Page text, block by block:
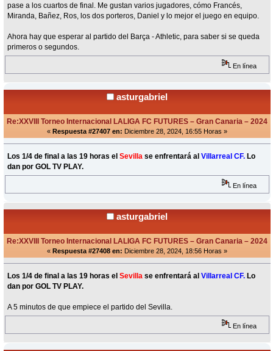
pase a los cuartos de final. Me gustan varios jugadores, cómo Francés,
Miranda, Bañez, Ros, los dos porteros, Daniel y lo mejor el juego en equipo.
Ahora hay que esperar al partido del Barça - Athletic, para saber si se queda
primeros o segundos.
En línea
asturgabriel
Re:XXVIII Torneo Internacional LALIGA FC FUTURES – Gran Canaria – 2024
« Respuesta #27407 en: Diciembre 28, 2024, 16:55 Horas »
Los 1/4 de final a las 19 horas elSevilla se enfrentará alVillarreal CF. Lo
dan por GOL TV PLAY.
En línea
asturgabriel
Re:XXVIII Torneo Internacional LALIGA FC FUTURES – Gran Canaria – 2024
« Respuesta #27408 en: Diciembre 28, 2024, 18:56 Horas »
Los 1/4 de final a las 19 horas elSevilla se enfrentará alVillarreal CF. Lo
dan por GOL TV PLAY.
A 5 minutos de que empiece el partido del Sevilla.
En línea